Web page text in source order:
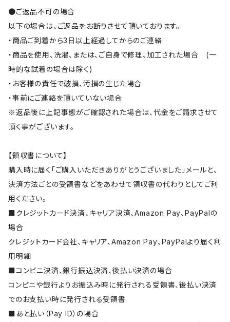
●ご返品不可の場合
以下の場合は、ご返品をお断りさせて頂いております。
・商品ご到着から3日以上経過してからのご連絡
・商品を使用、洗濯、または、ご自身で修理、加工された場合 (一
時的な試着の場合は除く)
・お客様の責任で破損、汚損の生じた場合
・事前にご連絡を頂いていない場合
※返品後に上記事態がご確認された場合は、代金をご請求させて
頂く事がございます。
【領収書について】
購入時に届く「ご購入いただきありがとうございました」メールと、
決済方法ごとの受領書などをあわせて領収書の代わりとしてご利
用ください。
■クレジットカード決済、キャリア決済、Amazon Pay、PayPalの
場合
クレジットカード会社、キャリア、Amazon Pay、PayPalより届く利
用明細
■コンビニ決済、銀行振込決済、後払い決済の場合
コンビニや銀行よりお振込み時に発行される受領書、後払い決済
でのお支払い時に発行される受領書
■あと払い（Pay ID）の場合